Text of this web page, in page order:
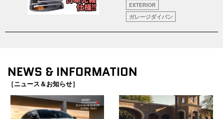
EXTERIOR
ガレージダイバン
NEWS & INFORMATION
［ニュース＆お知らせ］